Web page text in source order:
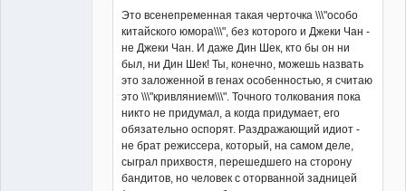
Это всенепременная такая черточка \\\"особо
китайского юмора\\\", без которого и Джеки Чан -
не Джеки Чан. И даже Дин Шек, кто бы он ни
был, ни Дин Шек! Ты, конечно, можешь назвать
это заложенной в генах особенностью, я считаю
это \\\"кривлянием\\\". Точного толкования пока
никто не придумал, а когда придумает, его
обязательно оспорят. Раздражающий идиот -
не брат режиссера, который, на самом деле,
сыграл прихвостя, перешедшего на сторону
бандитов, но человек с оторванной задницей